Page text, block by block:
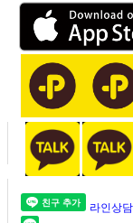
라인상담